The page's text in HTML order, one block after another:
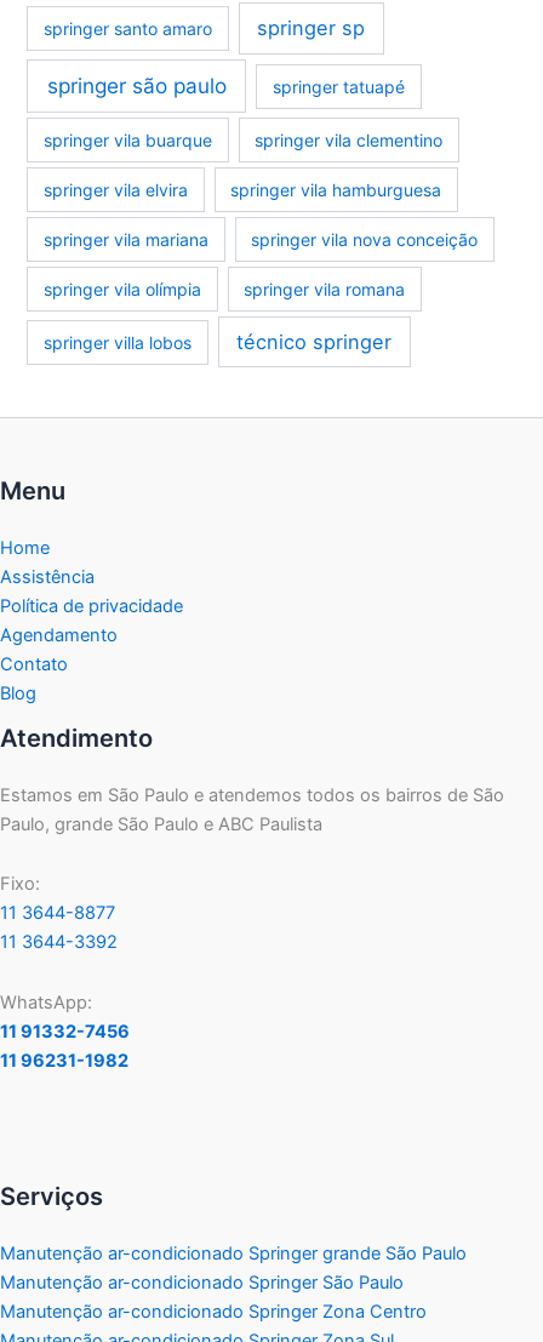
springer santo amaro springer sp
springer são paulo springer tatuapé
springer vila buarque springer vila clementino
springer vila elvira springer vila hamburguesa
springer vila mariana springer vila nova conceição
springer vila olímpia springer vila romana
springer villa lobos técnico springer
Menu
Home
Assistência
Política de privacidade
Agendamento
Contato
Blog
Atendimento
Estamos em São Paulo e atendemos todos os bairros de São
Paulo, grande São Paulo e ABC Paulista
Fixo:
11 3644-8877
11 3644-3392
WhatsApp:
11 91332-7456
11 96231-1982
Serviços
Manutenção ar-condicionado Springer grande São Paulo
Manutenção ar-condicionado Springer São Paulo
Manutenção ar-condicionado Springer Zona Centro